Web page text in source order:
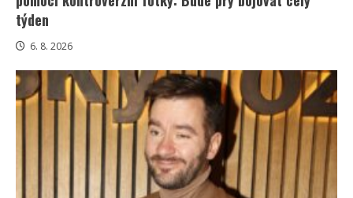
týden
6. 8. 2026